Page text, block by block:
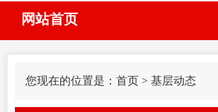
网站首页
您现在的位置是： 首页 > 基层动态